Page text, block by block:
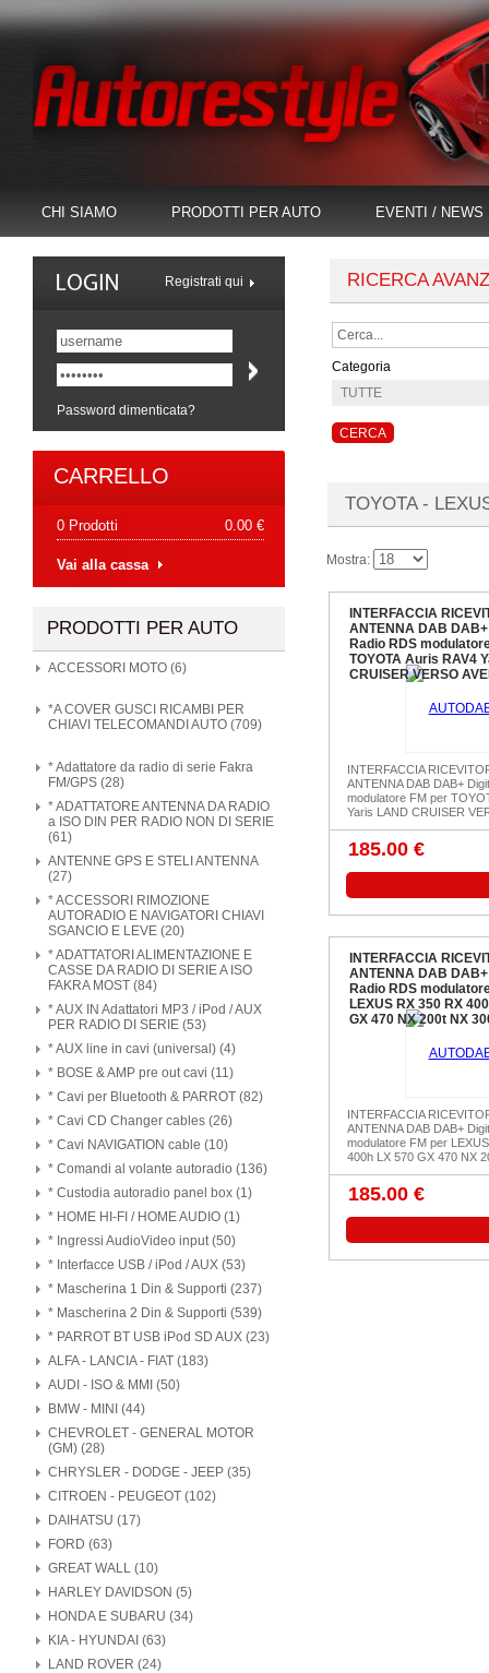
CHI SIAMO PRODOTTI PER AUTO EVENTI / NEWS
PRODOTTI PER AUTO
ACCESSORI MOTO (6)
*A COVER GUSCI RICAMBI PER
CHIAVI TELECOMANDI AUTO (709)
* Adattatore da radio di serie Fakra
FM/GPS (28)
* ADATTATORE ANTENNA DA RADIO
a ISO DIN PER RADIO NON DI SERIE
(61)
ANTENNE GPS E STELI ANTENNA
(27)
* ACCESSORI RIMOZIONE
AUTORADIO E NAVIGATORI CHIAVI
SGANCIO E LEVE (20)
* ADATTATORI ALIMENTAZIONE E
CASSE DA RADIO DI SERIE A ISO
FAKRA MOST (84)
* AUX IN Adattatori MP3 / iPod / AUX
PER RADIO DI SERIE (53)
* AUX line in cavi (universal) (4)
* BOSE & AMP pre out cavi (11)
* Cavi per Bluetooth & PARROT (82)
* Cavi CD Changer cables (26)
* Cavi NAVIGATION cable (10)
* Comandi al volante autoradio (136)
* Custodia autoradio panel box (1)
* HOME HI-FI / HOME AUDIO (1)
* Ingressi AudioVideo input (50)
* Interfacce USB / iPod / AUX (53)
* Mascherina 1 Din & Supporti (237)
* Mascherina 2 Din & Supporti (539)
* PARROT BT USB iPod SD AUX (23)
ALFA - LANCIA - FIAT (183)
AUDI - ISO & MMI (50)
BMW - MINI (44)
CHEVROLET - GENERAL MOTOR
(GM) (28)
CHRYSLER - DODGE - JEEP (35)
CITROEN - PEUGEOT (102)
DAIHATSU (17)
FORD (63)
GREAT WALL (10)
HARLEY DAVIDSON (5)
HONDA E SUBARU (34)
KIA - HYUNDAI (63)
LAND ROVER (24)
Password dimenticata?
Registrati qui
CARRELLO
0 Prodotti 0.00 €
Vai alla cassa
TOYOTA -
RICERCA
Categoria
Mostra:
INTERFACCIA
ANTENNA DAB
Radio RDS
TOYOTA Auris RAV4
CRUISER VERSO
INTERFACCIA
ANTENNA DAB DAB+
modulatore FM per
Yaris LAND CRUISER
185.00 €
INTERFACCIA
ANTENNA DAB
Radio RDS
LEXUS RX 350 RX
GX 470 NX 200t NX
INTERFACCIA
ANTENNA DAB DAB+
modulatore FM per
400h LX 570 GX 470 NX
185.00 €